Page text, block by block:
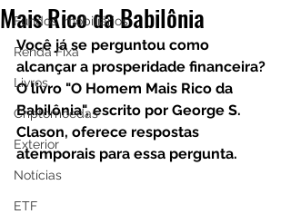
Fundos Imobiliários
Renda Fixa
Livros
Criptomoedas
Exterior
Notícias
ETF
Mais Rico da Babilônia
Você já se perguntou como
alcançar a prosperidade financeira?
O livro "O Homem Mais Rico da
Babilônia", escrito por George S.
Clason, oferece respostas
atemporais para essa pergunta.